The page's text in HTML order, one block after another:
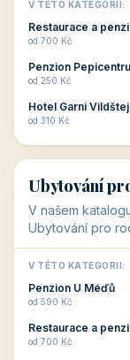
dovolenou přímo
souvisejí. Aktivní
odpočinek jso...
V TÉTO KATEGORII:
od 700 Kč
Penzion
od 250 Kč
Hotel Garni
od 310 Kč
👨‍👩‍👧‍👦
Ubytování
rodiny
V našem
Ubytování pro
jsou pro Vás
objekty, které
polohou či
nabízí klidné
V TÉTO KATEGORII:
Penzion U Méďů
od 590 Kč
od 700 Kč